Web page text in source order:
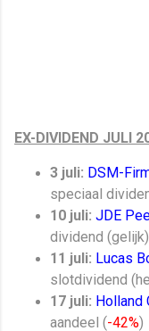
EX-DIVIDEND JULI
3 juli: DSM-
speciaal
10 juli: JDE
dividend (gelijk)
11 juli: Lucas
slotdividend
17 juli: Holland
aandeel (-42%)